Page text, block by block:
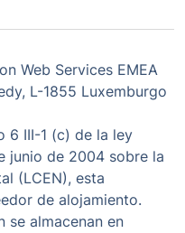
Web Services EMEA
L-1855 Luxemburgo
6 III-1 (c) de la ley
junio de 2004 sobre la
(LCEN), esta
de alojamiento.
se almacenan en